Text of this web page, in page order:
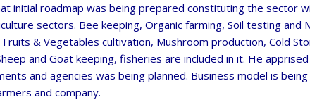
initial roadmap was being prepared constituting the sector
sectors. Bee keeping, Organic farming, Soil testing and
& Vegetables cultivation, Mushroom production, Cold
and Goat keeping, fisheries are included in it. He
and agencies was being planned. Business model is
and company.